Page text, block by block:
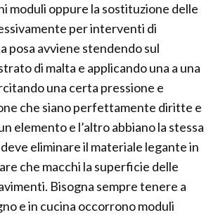
moduli oppure la sostituzione delle
per interventi di
posa avviene stendendo sul
di malta e applicando una a una
una certa pressione e
che siano perfettamente diritte e
elemento e l’altro abbiano la stessa
eliminare il materiale legante in
che macchi la superficie delle
Bisogna sempre tenere a
e in cucina occorrono moduli